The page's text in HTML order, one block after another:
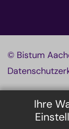
Ihre
© Bistum